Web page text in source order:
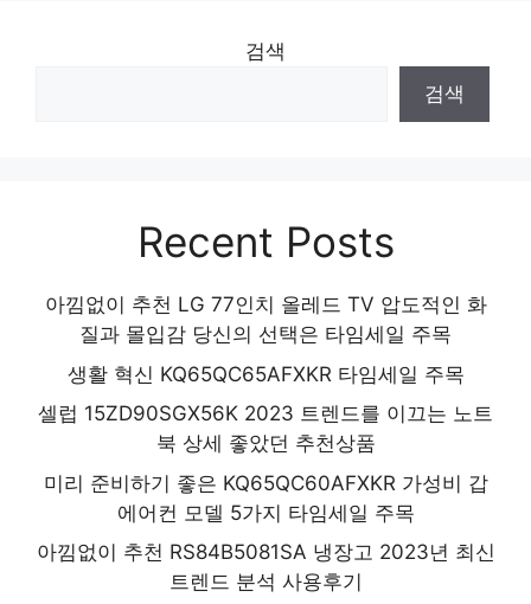
검색
검색
Recent Posts
아낌없이 추천 LG 77인치 올레드 TV 압도적인 화
질과 몰입감 당신의 선택은 타임세일 주목
생활 혁신 KQ65QC65AFXKR 타임세일 주목
셀럽 15ZD90SGX56K 2023 트렌드를 이끄는 노트
북 상세 좋았던 추천상품
미리 준비하기 좋은 KQ65QC60AFXKR 가성비 갑
에어컨 모델 5가지 타임세일 주목
아낌없이 추천 RS84B5081SA 냉장고 2023년 최신
트렌드 분석 사용후기